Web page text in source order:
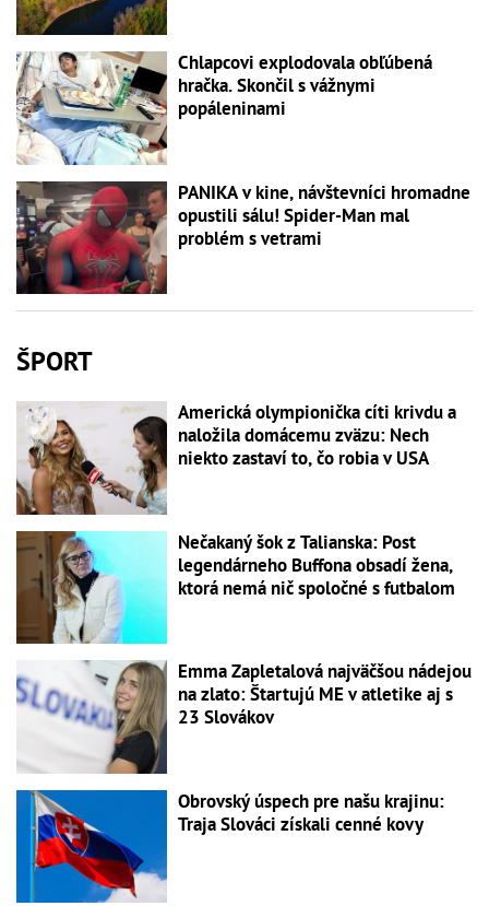
Chlapcovi explodovala obľúbená
hračka. Skončil s vážnymi
popáleninami
PANIKA v kine, návštevníci hromadne
opustili sálu! Spider-Man mal
problém s vetrami
ŠPORT
Americká olympionička cíti krivdu a
naložila domácemu zväzu: Nech
niekto zastaví to, čo robia v USA
Nečakaný šok z Talianska: Post
legendárneho Buffona obsadí žena,
ktorá nemá nič spoločné s futbalom
Emma Zapletalová najväčšou nádejou
na zlato: Štartujú ME v atletike aj s
23 Slovákov
Obrovský úspech pre našu krajinu:
Traja Slováci získali cenné kovy